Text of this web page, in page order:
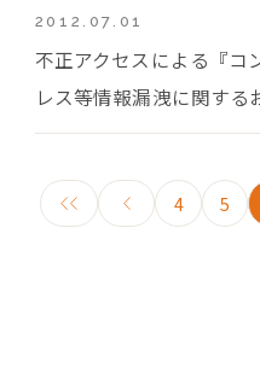
2012.07.01
不正アクセスによる『コ
レス等情報漏洩に関する
4 5